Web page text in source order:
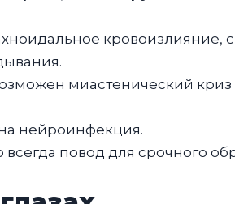
кровоизлияние,
миастенический криз
нейроинфекция.
повод для срочного